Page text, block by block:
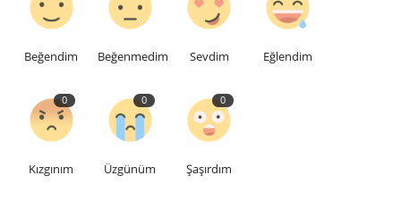
Beğendim Beğenmedim Sevdim Eğlendim
0
Kızgınım
0
Üzgünüm
0
Şaşırdım